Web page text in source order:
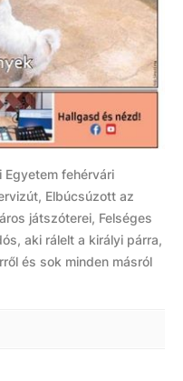
fehérvári
Elbúcsúzott az
játszóterei, Felséges
aki rálelt a királyi párra,
és sok minden másról